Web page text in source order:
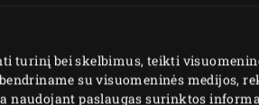
turinį bei skelbimus, teikti
su visuomeninės medijos,
naudojant paslaugas surinktos